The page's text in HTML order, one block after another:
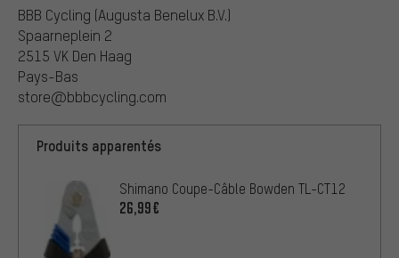
BBB Cycling (Augusta Benelux B.V.)
Spaarneplein 2
2515 VK Den Haag
Pays-Bas
store@bbbcycling.com
Produits apparentés
Shimano Coupe-Câble Bowden TL-CT12
26,99€